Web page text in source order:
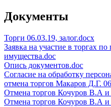
Документы
Торги 06.03.19, залог.docx
Заявка на участие в торгах
имущества.doc
Опись документов.doc
Согласие на обработку
отмена торгов Макаров Д.Г.
Отмена торгов Кочуров В.А
Отмена торгов Кочуров В.А